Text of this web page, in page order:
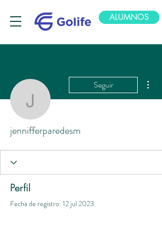
ALUMNOS
Seguir
jennifferparedesm
Perfil
Fecha de registro: 12 jul 2023